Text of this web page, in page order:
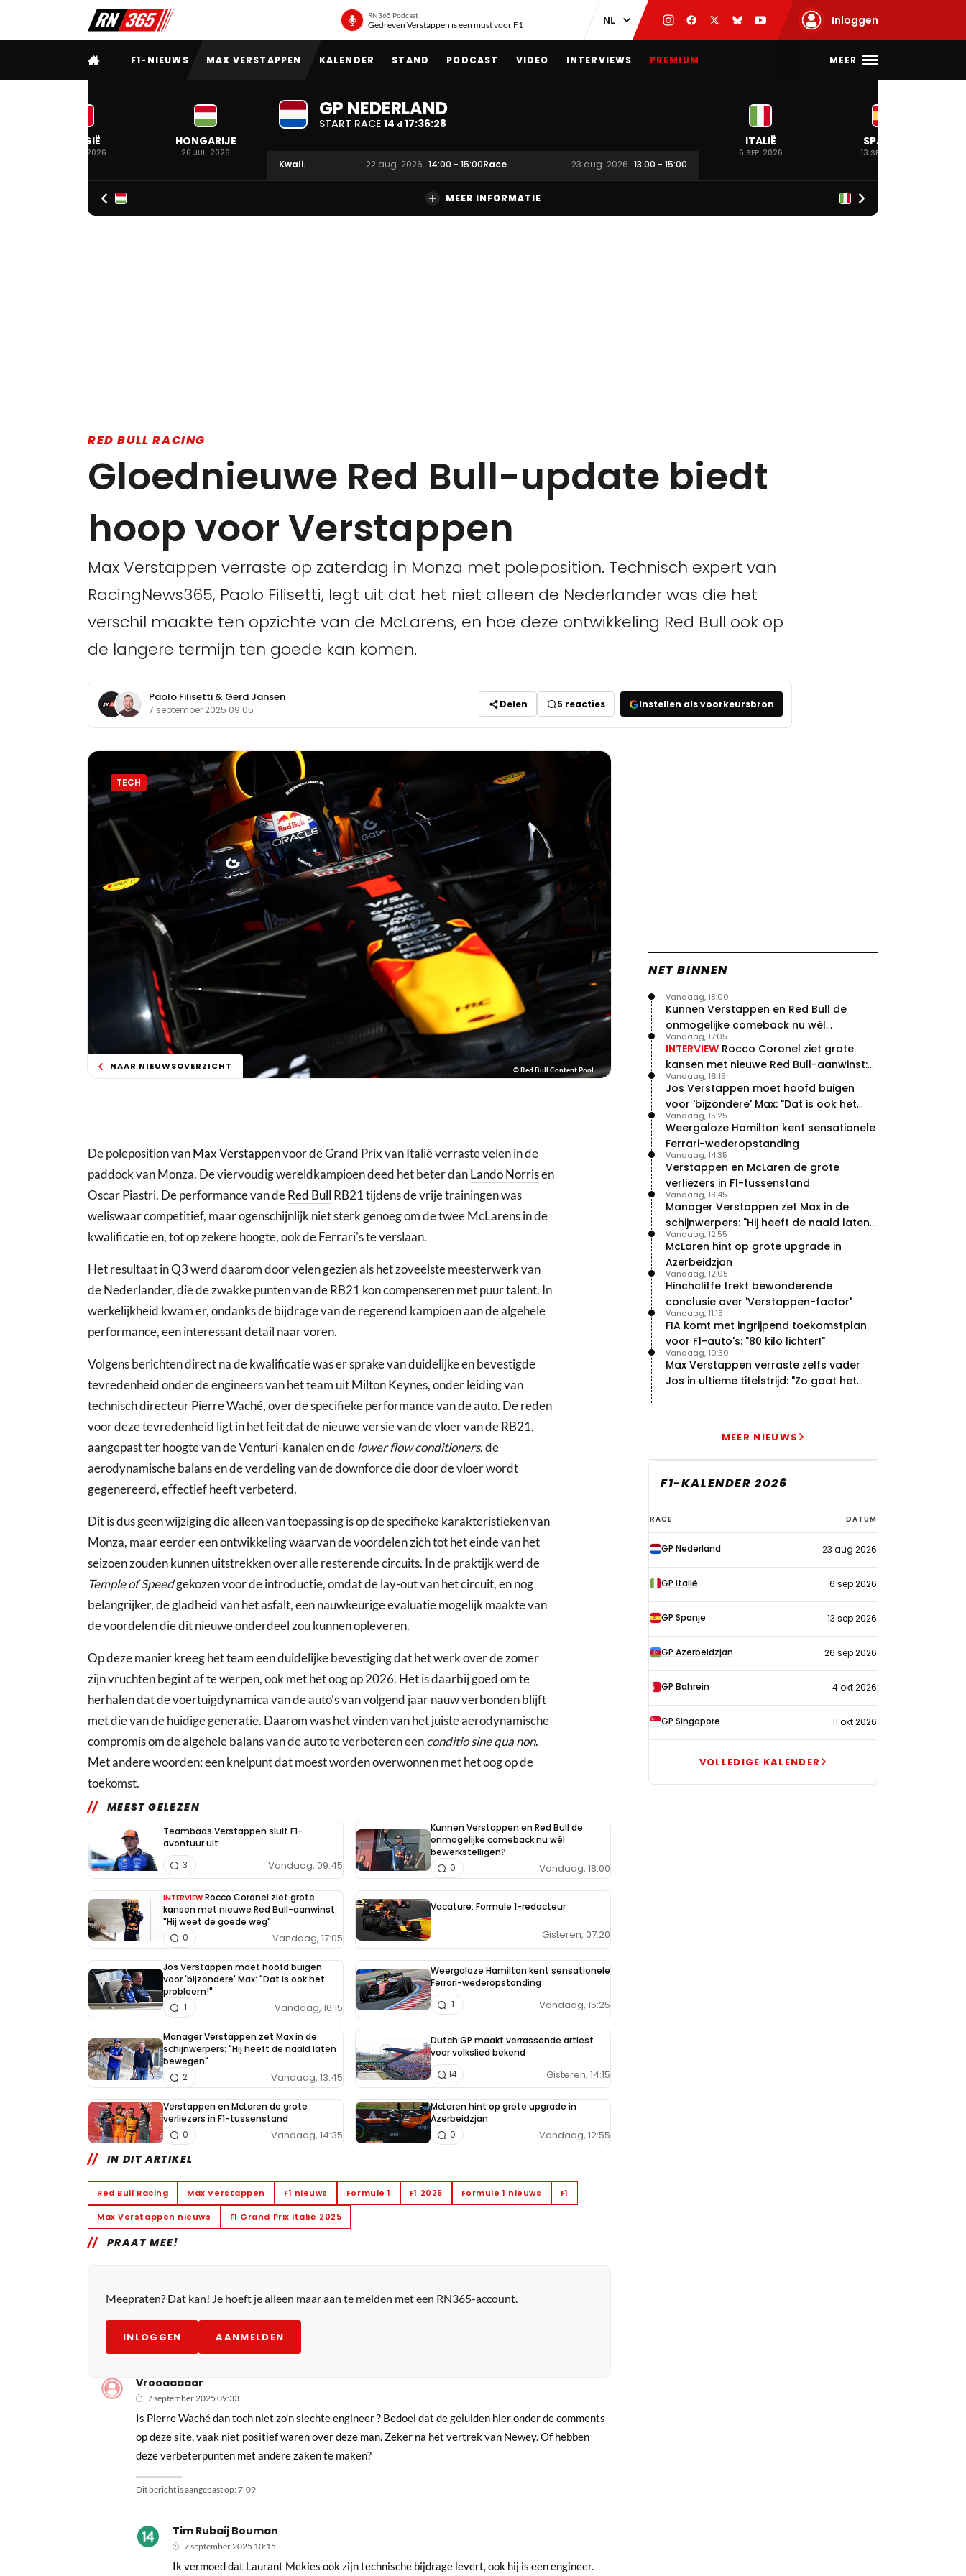
RN365 Podcast
Gedreven Verstappen is een must voor F1 Inloggen
VOLLEDIG MENU
F1-NIEUWS MAX VERSTAPPEN KALENDER STAND PODCAST VIDEO INTERVIEWS PREMIUM MEER
BELGIË
19 JUL. 2026
HONGARIJE
26 JUL. 2026
GP NEDERLAND
START RACE 14 d 17:36:27
Kwali. 22 aug. 2026 14:00 - 15:00Race 23 aug. 2026 13:00 - 15:00
ITALIË
6 SEP. 2026
SPANJE
13 SEP. 2026
MEER INFORMATIE
RED BULL RACING
Gloednieuwe Red Bull-update biedt
hoop voor Verstappen
Max Verstappen verraste op zaterdag in Monza met poleposition. Technisch expert van
RacingNews365, Paolo Filisetti, legt uit dat het niet alleen de Nederlander was die het
verschil maakte ten opzichte van de McLarens, en hoe deze ontwikkeling Red Bull ook op
de langere termijn ten goede kan komen.
Paolo Filisetti & Gerd Jansen
7 september 2025 09:05 Delen 5 reacties Instellen als voorkeursbron
TECH
NAAR NIEUWSOVERZICHT © Red Bull Content Pool
De poleposition vanMax Verstappenvoor de Grand Prix van Italië verraste velen in de
paddock van Monza. De viervoudig wereldkampioen deed het beter danLando Norrisen
Oscar Piastri. De performance van deRed Bull RB21 tijdens de vrije trainingen was
weliswaar competitief, maar ogenschijnlijk niet sterk genoeg om de twee McLarens in de
kwalificatie en, tot op zekere hoogte, ook de Ferrari's te verslaan.
Het resultaat in Q3 werd daarom door velen gezien als het zoveelste meesterwerk van
de Nederlander, die de zwakke punten van de RB21 kon compenseren met puur talent. In
werkelijkheid kwam er, ondanks de bijdrage van de regerend kampioen aan de algehele
performance, een interessant detail naar voren.
Volgens berichten direct na de kwalificatie was er sprake van duidelijke en bevestigde
tevredenheid onder de engineers van het team uit Milton Keynes, onder leiding van
technisch directeur Pierre Waché, over de specifieke performance van de auto. De reden
voor deze tevredenheid ligt in het feit dat de nieuwe versie van de vloer van de RB21,
aangepast ter hoogte van de Venturi-kanalen en delower flow conditioners, de
aerodynamische balans en de verdeling van de downforce die door de vloer wordt
gegenereerd, effectief heeft verbeterd.
Dit is dus geen wijziging die alleen van toepassing is op de specifieke karakteristieken van
Monza, maar eerder een ontwikkeling waarvan de voordelen zich tot het einde van het
seizoen zouden kunnen uitstrekken over alle resterende circuits. In de praktijk werd de
Temple of Speedgekozen voor de introductie, omdat de lay-out van het circuit, en nog
belangrijker, de gladheid van het asfalt, een nauwkeurige evaluatie mogelijk maakte van
de voordelen die dit nieuwe onderdeel zou kunnen opleveren.
Op deze manier kreeg het team een duidelijke bevestiging dat het werk over de zomer
zijn vruchten begint af te werpen, ook met het oog op 2026. Het is daarbij goed om te
herhalen dat de voertuigdynamica van de auto's van volgend jaar nauw verbonden blijft
met die van de huidige generatie. Daarom was het vinden van het juiste aerodynamische
compromis om de algehele balans van de auto te verbeteren eenconditio sine qua non.
Met andere woorden: een knelpunt dat moest worden overwonnen met het oog op de
toekomst.
MEEST GELEZEN
Teambaas Verstappen sluit F1-
avontuur uit
Vandaag, 09:45
3
Kunnen Verstappen en Red Bull de
onmogelijke comeback nu wél
bewerkstelligen?
Vandaag, 18:00
0
INTERVIEW Rocco Coronel ziet grote
kansen met nieuwe Red Bull-aanwinst:
"Hij weet de goede weg"
Vandaag, 17:05
0
Vacature: Formule 1-redacteur
Gisteren, 07:20
Jos Verstappen moet hoofd buigen
voor 'bijzondere' Max: "Dat is ook het
probleem!"
Vandaag, 16:15
1
Weergaloze Hamilton kent sensationele
Ferrari-wederopstanding
Vandaag, 15:25
1
Manager Verstappen zet Max in de
schijnwerpers: "Hij heeft de naald laten
bewegen"
Vandaag, 13:45
2
Dutch GP maakt verrassende artiest
voor volkslied bekend
Gisteren, 14:15
14
Verstappen en McLaren de grote
verliezers in F1-tussenstand
Vandaag, 14:35
0
McLaren hint op grote upgrade in
Azerbeidzjan
Vandaag, 12:55
0
IN DIT ARTIKEL
Red Bull Racing Max Verstappen F1 nieuws Formule 1 F1 2025 Formule 1 nieuws F1
Max Verstappen nieuws F1 Grand Prix Italië 2025
PRAAT MEE!
Meepraten? Dat kan! Je hoeft je alleen maar aan te melden met een RN365-account.
INLOGGEN AANMELDEN
Vrooaaaaar
7 september 2025 09:33
Is Pierre Waché dan toch niet zo'n slechte engineer ? Bedoel dat de geluiden hier onder de comments
op deze site, vaak niet positief waren over deze man. Zeker na het vertrek van Newey. Of hebben
deze verbeterpunten met andere zaken te maken?
Dit bericht is aangepast op:7-09
Tim Rubaij Bouman
7 september 2025 10:15
Ik vermoed dat Laurant Mekies ook zijn technische bijdrage levert, ook hij is een engineer.
NET BINNEN
Kunnen Verstappen en Red Bull de
onmogelijke comeback nu wél
bewerkstelligen?
Vandaag, 18:00
INTERVIEW Rocco Coronel ziet grote
kansen met nieuwe Red Bull-aanwinst:
"Hij weet de goede weg"
Vandaag, 17:05
Jos Verstappen moet hoofd buigen
voor 'bijzondere' Max: "Dat is ook het
probleem!"
Vandaag, 16:15
Weergaloze Hamilton kent sensationele
Ferrari-wederopstanding
Vandaag, 15:25
Verstappen en McLaren de grote
verliezers in F1-tussenstand
Vandaag, 14:35
Manager Verstappen zet Max in de
schijnwerpers: "Hij heeft de naald laten
bewegen"
Vandaag, 13:45
McLaren hint op grote upgrade in
Azerbeidzjan
Vandaag, 12:55
Hinchcliffe trekt bewonderende
conclusie over 'Verstappen-factor'
Vandaag, 12:05
FIA komt met ingrijpend toekomstplan
voor F1-auto's: "80 kilo lichter!"
Vandaag, 11:15
Max Verstappen verraste zelfs vader
Jos in ultieme titelstrijd: "Zo gaat het
Vandaag, 10:30
MEER NIEUWS
F1-KALENDER 2026
F1-
kalender
2026
RACE DATUM
GP Nederland 23 aug 2026
GP Italië 6 sep 2026
GP Spanje 13 sep 2026
GP Azerbeidzjan 26 sep 2026
GP Bahrein 4 okt 2026
GP Singapore 11 okt 2026
VOLLEDIGE KALENDER